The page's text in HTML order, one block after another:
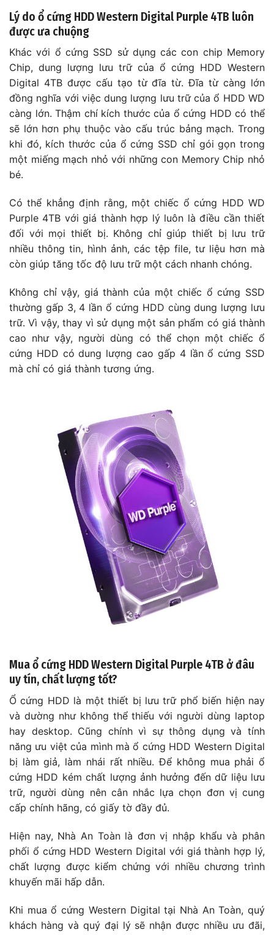
Lý do ổ cứng HDD Western Digital Purple 4TB luôn
được ưa chuộng
Khác với ổ cứng SSD sử dụng các con chip Memory
Chip, dung lượng lưu trữ của ổ cứng HDD Western
Digital 4TB được cấu tạo từ đĩa từ. Đĩa từ càng lớn
đồng nghĩa với việc dung lượng lưu trữ của ổ HDD WD
càng lớn. Thậm chí kích thước của ổ cứng HDD có thể
sẽ lớn hơn phụ thuộc vào cấu trúc bảng mạch. Trong
khi đó, kích thước của ổ cứng SSD chỉ gói gọn trong
một miếng mạch nhỏ với những con Memory Chip nhỏ
bé.
Có thể khẳng định rằng, một chiếc ổ cứng HDD WD
Purple 4TB với giá thành hợp lý luôn là điều cần thiết
đối với mọi thiết bị. Không chỉ giúp thiết bị lưu trữ
nhiều thông tin, hình ảnh, các tệp file, tư liệu hơn mà
còn giúp tăng tốc độ lưu trữ một cách nhanh chóng.
Không chỉ vậy, giá thành của một chiếc ổ cứng SSD
thường gấp 3, 4 lần ổ cứng HDD cùng dung lượng lưu
trữ. Vì vậy, thay vì sử dụng một sản phẩm có giá thành
cao như vậy, người dùng có thể chọn một chiếc ổ
cứng HDD có dung lượng cao gấp 4 lần ổ cứng SSD
mà chỉ có giá thành tương ứng.
Mua ổ cứng HDD Western Digital Purple 4TB ở đâu
uy tín, chất lượng tốt?
Ổ cứng HDD là một thiết bị lưu trữ phổ biến hiện nay
và dường như không thể thiếu với người dùng laptop
hay desktop. Cũng chính vì sự thông dụng và tính
năng ưu việt của mình mà ổ cứng HDD Western Digital
bị làm giả, làm nhái rất nhiều. Để không mua phải ổ
cứng HDD kém chất lượng ảnh hưởng đến dữ liệu lưu
trữ, người dùng nên cân nhắc lựa chọn đơn vị cung
cấp chính hãng, có giấy tờ đầy đủ.
Hiện nay, Nhà An Toàn là đơn vị nhập khẩu và phân
phối ổ cứng HDD Western Digital với giá thành hợp lý,
chất lượng được kiểm chứng với nhiều chương trình
khuyến mãi hấp dẫn.
Khi mua ổ cứng Western Digital tại Nhà An Toàn, quý
khách hàng và quý đại lý sẽ nhận được nhiều ưu đãi,